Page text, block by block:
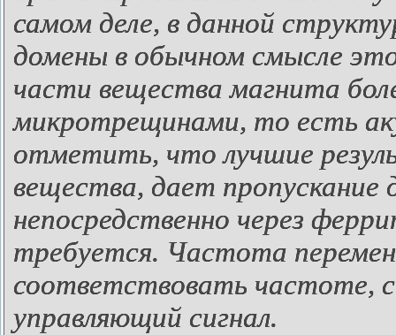
самом деле, в данной
домены в обычном смысле
части вещества магнита
микротрещинами, то есть
отметить, что лучшие
вещества, дает пропускание
непосредственно через
требуется. Частота
соответствовать частоте,
управляющий сигнал.